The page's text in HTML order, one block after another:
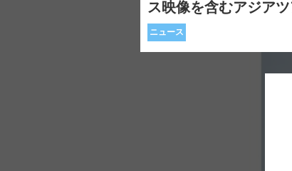
ス映像を含むアジア
ニュース